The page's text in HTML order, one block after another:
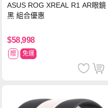
ASUS ROG XREAL R1 AR眼鏡
黑 組合優惠
$58,998
贈 免運